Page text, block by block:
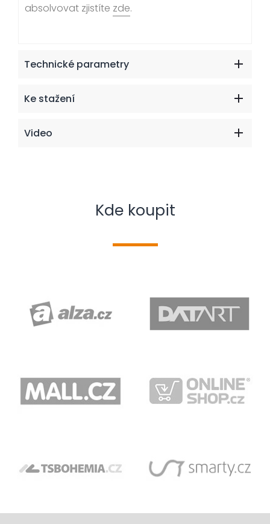
absolvovat zjistíte zde.
Technické parametry
Ke stažení
Video
Kde koupit